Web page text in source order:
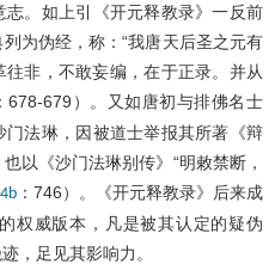
。如上引《开元释教录》一反前
为伪经，称：“我唐天后圣之元有
非，不敢妄编，在于正录。并从
：678-679）。又如唐初与排佛名士
法琳，因被道士举报其所著《辩
以《沙门法琳别传》“明敕禁断，
：746）。《开元释教录》后来成
权威版本，凡是被其认定的疑伪
，足见其影响力。